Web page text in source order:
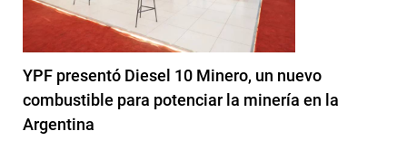
YPF presentó Diesel 10 Minero, un nuevo
combustible para potenciar la minería en la
Argentina